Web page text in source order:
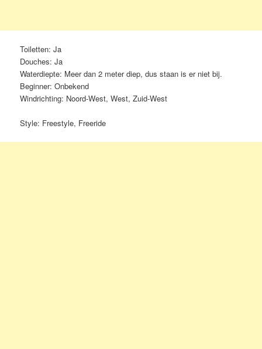
Toiletten: Ja
Douches: Ja
Waterdiepte: Meer dan 2 meter diep, dus staan is er niet bij.
Beginner: Onbekend
Windrichting: Noord-West, West, Zuid-West
Style: Freestyle, Freeride